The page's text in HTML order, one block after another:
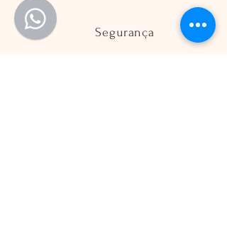
Segurança